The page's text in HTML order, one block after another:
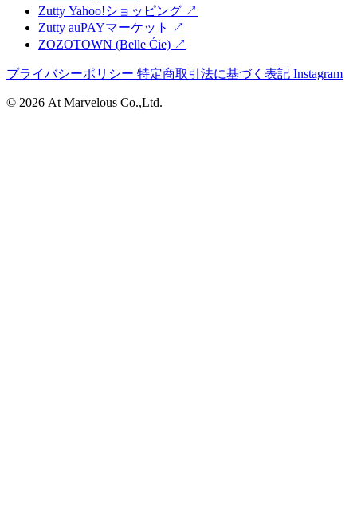
Zutty Yahoo!ショッピング ↗
Zutty auPAYマーケット
↗
ZOZOTOWN (Belle Ćie) ↗
プライバシーポリシー 特定商取引法に基づく表記 Instagram
© 2026 At Marvelous Co.,Ltd.